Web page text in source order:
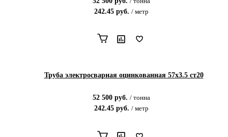
242.45руб. / метр
Труба электросварная оцинкованная 57х3.5 ст20
52 500руб. / тонна
242.45руб. / метр